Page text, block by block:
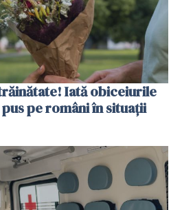
Iată obiceiurile
pe români în situații